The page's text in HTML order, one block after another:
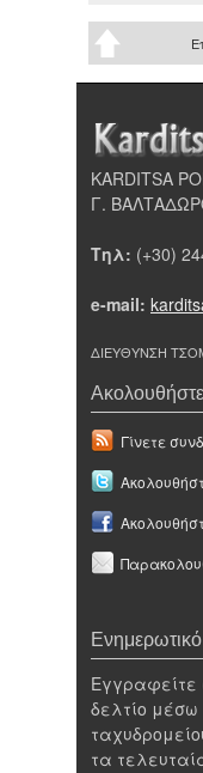
KARDITSA
Γ.
Τηλ: (+30)
e-mail:
ΔΙΕΥΘΥΝΣΗ
Γίνετε
Ενημερωτικό
Εγγραφείτε
δελτίο μέσω
τα